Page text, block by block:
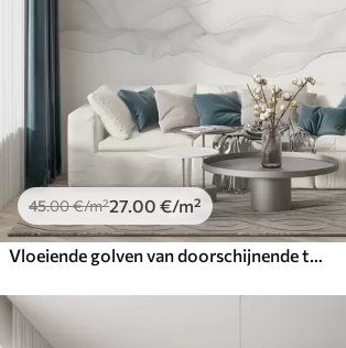
45.00€/m²27.00 €/m²
Vloeiende golven van doorschijnende texturen in donkerblauw, lichtblauw en wit op een lichte achtergrond